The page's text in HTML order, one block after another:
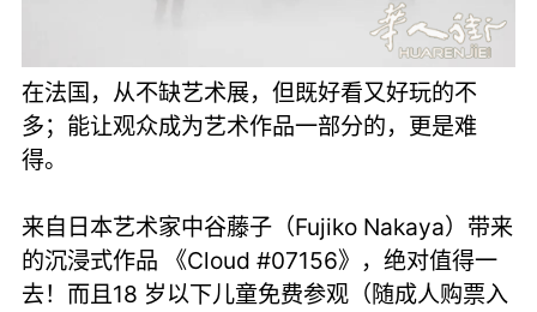
在法国，从不缺艺术展，但既好看又好玩的不
多；能让观众成为艺术作品一部分的，更是难
得。
来自日本艺术家中谷藤子（Fujiko Nakaya）带来
的沉浸式作品 《Cloud #07156》，绝对值得一
去！而且18 岁以下儿童免费参观（随成人购票入